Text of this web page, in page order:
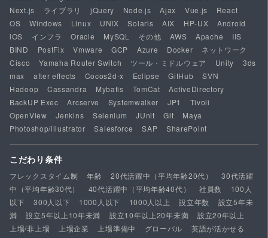
Next.js
ライブラリ jQuery Node.js Ajax Vue.js
React
OS
Windows Linux UNIX Solaris AIX HP-UX
Android
iOS
インフラ Oracle MySQL その他 AWS Apache
IIS
BIND
PostFix Vmware GCP Azure Docker
ネットワーク
Cisco
Yamaha Router Switch ツール・ミドルウェア Unity
3ds
max
after effects Cocos2d-x Eclipse GitHub
SVN
Hadoop
Cassandra Mybatis TomCat
ActiveDirectory
BackUP Exec
Arcserve Systemwalker JP1
Tivoli
OpenView
Jenkins Selenium JUnit Git
Maya
Photoshop/illustrator
Salesforce SAP SharePoint
こだわり条件
フレックスタイム制 年齢 20代活躍中（平均年齢20代）
30代活躍
中（平均年齢30代）
40代活躍中（平均年齢40代） 社員数
100人
以下
300人以下 1000人以下 1000人以上 設立年数
設立5年未
満
設立5年以上10年未満 設立10年以上20年未満
設立20年以上
上場/非上場
上場企業 上場準備中 グローバル
英語が活かせる